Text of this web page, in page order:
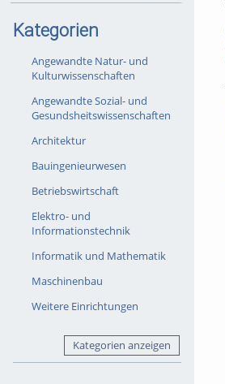
Kategorien
Angewandte Natur- und
Kulturwissenschaften
Angewandte Sozial- und
Gesundsheitswissenschaften
Architektur
Bauingenieurwesen
Betriebswirtschaft
Elektro- und
Informationstechnik
Informatik und Mathematik
Maschinenbau
Weitere Einrichtungen
Kategorien anzeigen